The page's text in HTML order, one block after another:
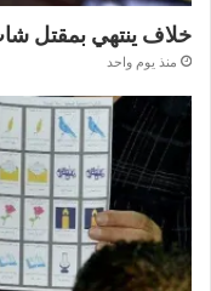
خلاف ينتهي بمقتل
منذ يوم واحد